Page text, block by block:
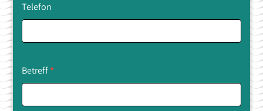
Telefon
Betreff*